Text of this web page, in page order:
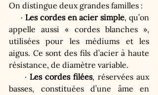
On distingue deux grandes familles :
     ·
Les cordes en acier simple, qu’on
appelle aussi « cordes blanches »,
utilisées pour les médiums et les
aigus. Ce sont des fils d’acier à haute
résistance, de diamètre variable.
     ·
Les cordes filées, réservées aux
basses, constituées d’une âme en